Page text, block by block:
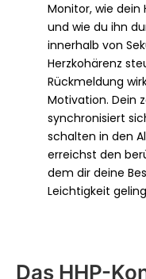
Monitor, wie dein
und wie du ihn
innerhalb von
Herzkohärenz
Rückmeldung
Motivation. Dein
synchronisiert
schalten in den
erreichst den
dem dir deine
Leichtigkeit
Das HHP-